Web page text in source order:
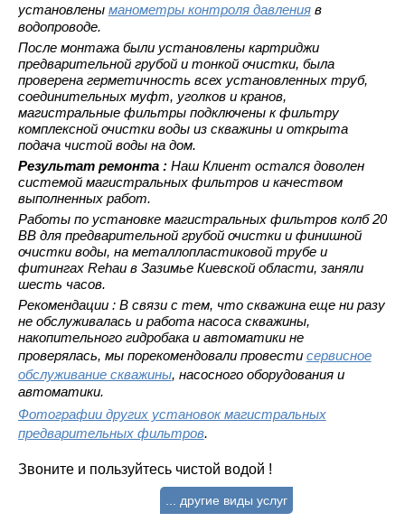
установлены манометры контроля давленияв
водопроводе.
После монтажа были установлены картриджи
предварительной грубой и тонкой очистки, была
проверена герметичность всех установленных труб,
соединительных муфт, уголков и кранов,
магистральные фильтры подключены к фильтру
комплексной очистки воды из скважины и открыта
подача чистой воды на дом.
Результат ремонта : Наш Клиент остался доволен
системой магистральных фильтров и качеством
выполненных работ.
Работы по установке магистральных фильтров колб 20
ВВ для предварительной грубой очистки и финишной
очистки воды, на металлопластиковой трубе и
фитингах Rehau в Зазимье Киевской области, заняли
шесть часов.
Рекомендации : В связи с тем, что скважина еще ни разу
не обслуживалась и работа насоса скважины,
накопительного гидробака и автоматики не
проверялась, мы порекомендовали провести сервисное
обслуживание скважины, насосного оборудования и
автоматики.
Фотографии других установок магистральных
предварительных фильтров.
Звоните и пользуйтесь чистой водой !
... другие виды услуг